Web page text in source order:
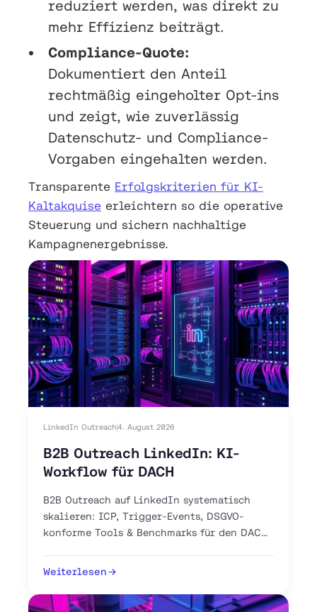
reduziert werden, was direkt zu
mehr Effizienz beiträgt.
Compliance-Quote:
Dokumentiert den Anteil
rechtmäßig eingeholter Opt-ins
und zeigt, wie zuverlässig
Datenschutz- und Compliance-
Vorgaben eingehalten werden.
Transparente Erfolgskriterien für KI-
Kaltakquise erleichtern so die operative
Steuerung und sichern nachhaltige
Kampagnenergebnisse.
LinkedIn Outreach4. August 2026
B2B Outreach LinkedIn: KI-
Workflow für DACH
B2B Outreach auf LinkedIn systematisch
skalieren: ICP, Trigger-Events, DSGVO-
konforme Tools & Benchmarks für den DACH-
Weiterlesen